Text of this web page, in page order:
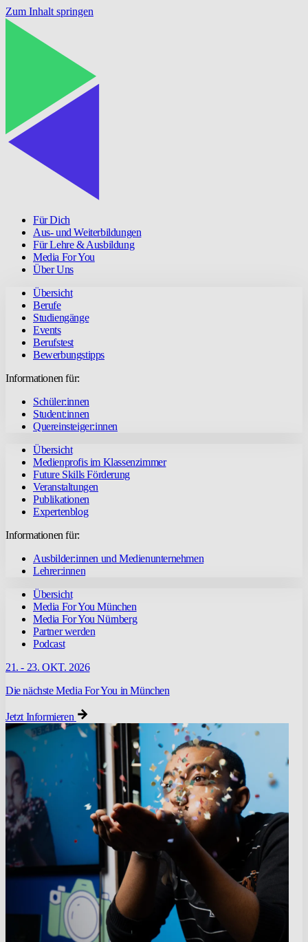
Zum Inhalt springen
Für Dich
Aus- und Weiterbildungen
Für Lehre & Ausbildung
Media For You
Über Uns
Übersicht
Berufe
Studiengänge
Events
Berufstest
Bewerbungstipps
Informationen für:
Schüler:innen
Student:innen
Quereinsteiger:innen
Übersicht
Medienprofis im Klassenzimmer
Future Skills Förderung
Veranstaltungen
Publikationen
Expertenblog
Informationen für:
Ausbilder:innen und Medienunternehmen
Lehrer:innen
Übersicht
Media For You München
Media For You Nürnberg
Partner werden
Podcast
21. - 23. OKT. 2026
Die nächste Media For You in München
Jetzt Informieren